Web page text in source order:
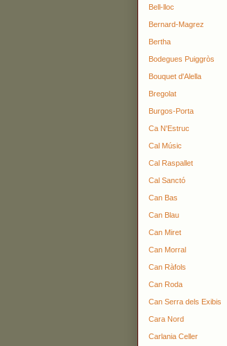
Bell-lloc
Bernard-Magrez
Bertha
Bodegues Puiggròs
Bouquet d'Alella
Bregolat
Burgos-Porta
Ca N'Estruc
Cal Músic
Cal Raspallet
Cal Sanctó
Can Bas
Can Blau
Can Miret
Can Morral
Can Ràfols
Can Roda
Can Serra dels Exibis
Cara Nord
Carlania Celler